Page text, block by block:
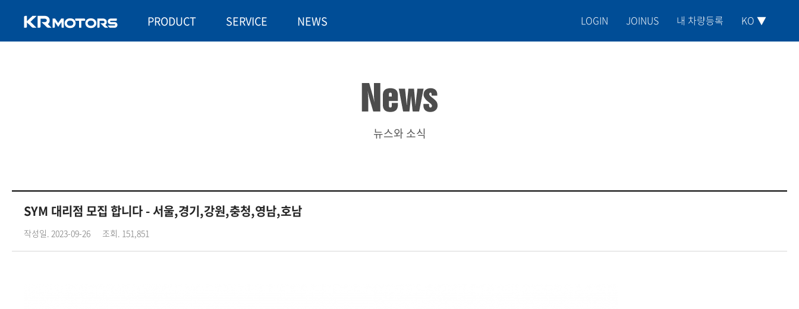
PRODUCT SERVICE NEWS LOGIN JOINUS 내 차량등록 KO ▼
뉴스와 소식
SYM 대리점 모집 합니다 - 서울,경기,강원,충청,영남,호남
작성일. 2023-09-26 조회. 151,851